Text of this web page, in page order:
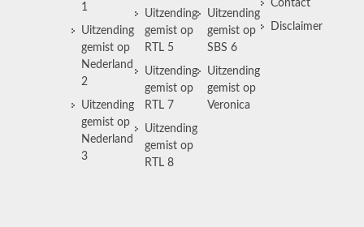
1
Uitzending
gemist op
Nederland
2
Uitzending
gemist op
Nederland
3
Uitzending
gemist op
RTL 5
Uitzending
gemist op
RTL 7
Uitzending
gemist op
RTL 8
Uitzending
gemist op
SBS 6
Uitzending
gemist op
Veronica
Contact
Disclaimer